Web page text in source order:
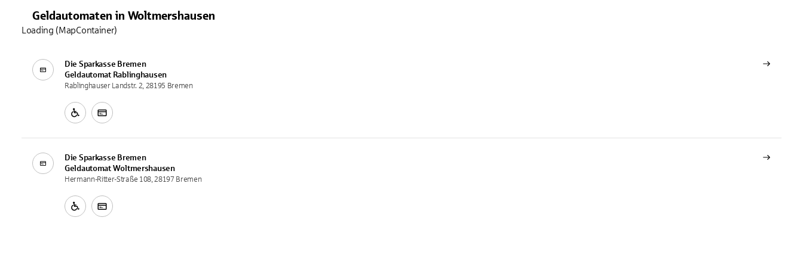
Geldautomaten in Woltmershausen
Die Sparkasse Bremen
Geldautomat Rablinghausen
Rablinghauser Landstr. 2, 28195 Bremen
Die Sparkasse Bremen
Geldautomat Woltmershausen
Hermann-Ritter-Straße 108, 28197 Bremen
Loading (MapContainer)